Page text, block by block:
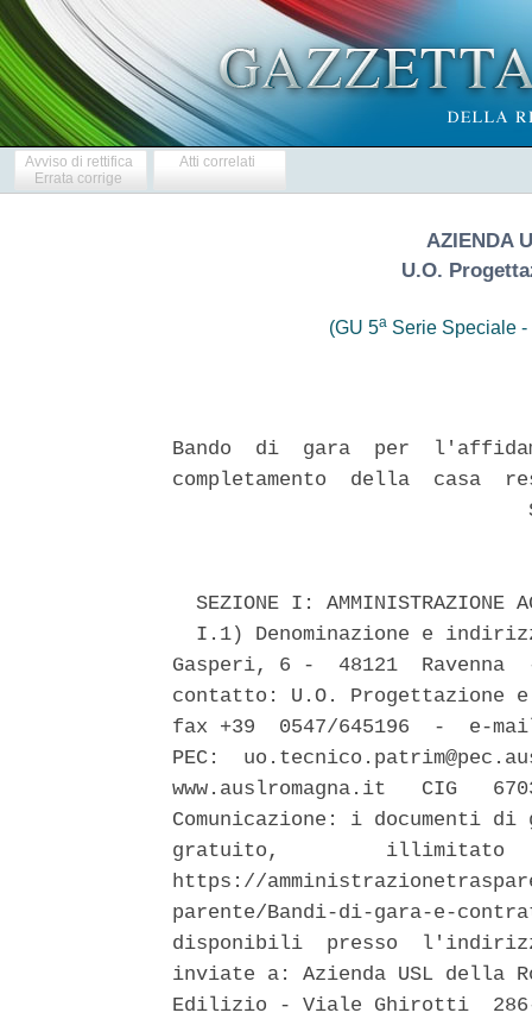
Avviso di rettifica
Errata corrige
Atti correlati
AZIENDA
U.O.
(GU 5aSerie Speciale -
Bando  di  gara  per
completamento  della  casa
SEZIONE I: AMMINISTRAZIONE
I.1) Denominazione e
Gasperi, 6 -  48121  Ravenna
contatto: U.O.
fax +39  0547/645196  -  e-
PEC:
www.auslromagna.it   CIG
Comunicazione: i documenti
gratuito,         illimitato
https://
parente/Bandi-di-gara-e-
disponibili  presso
inviate a: Azienda USL della
Edilizio - Viale Ghirotti